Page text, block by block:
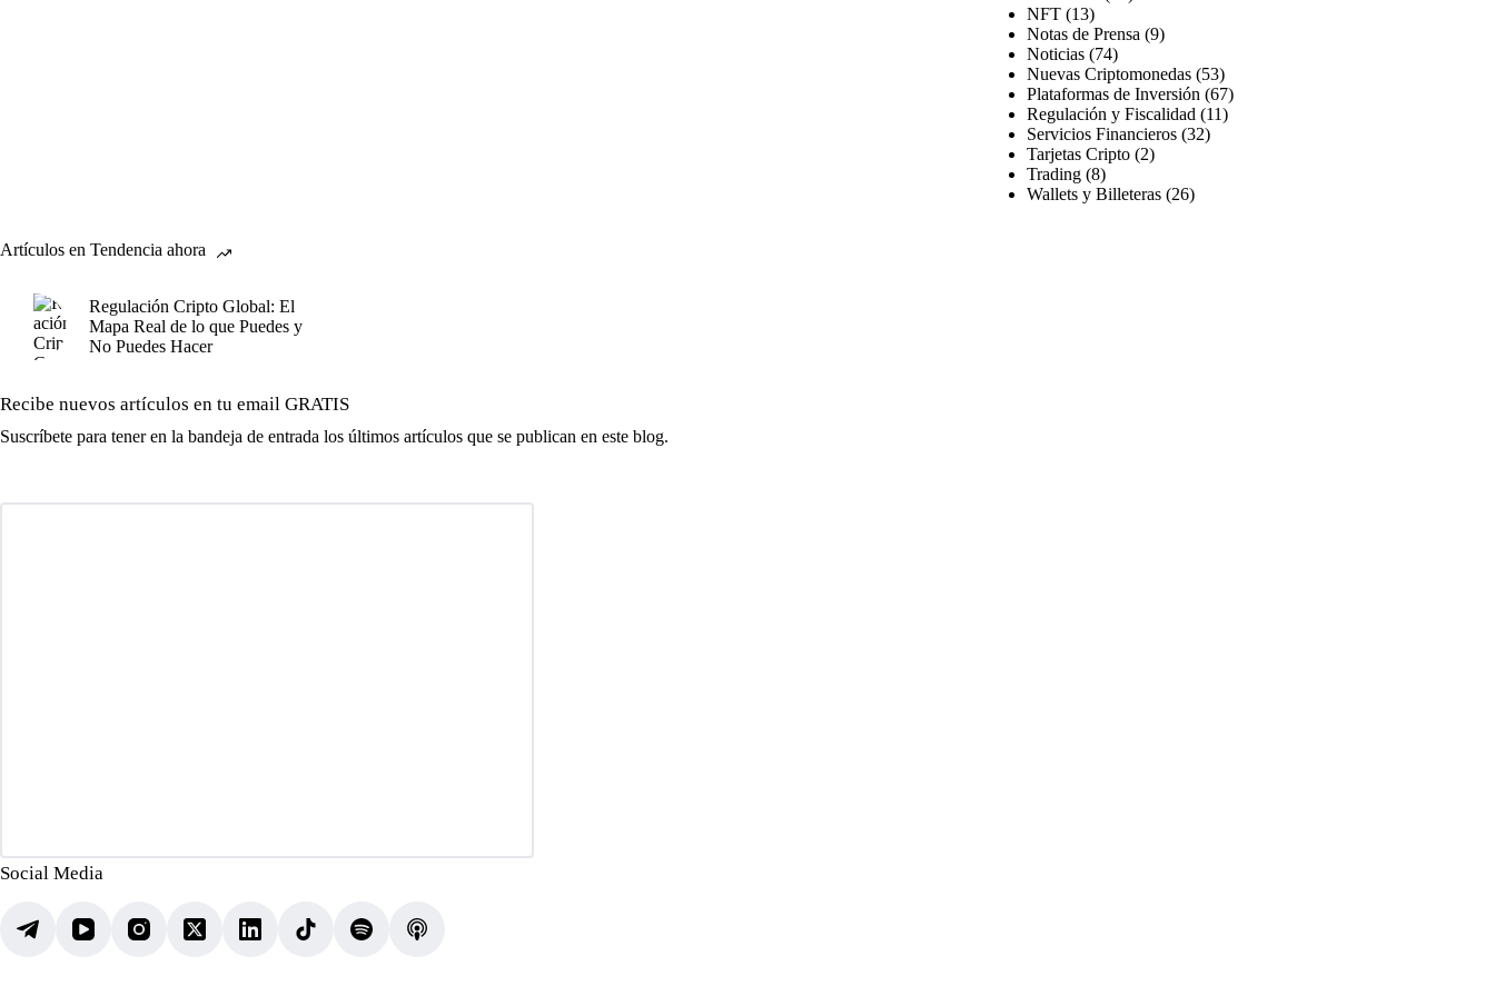
NFT (13)
Notas de Prensa (9)
Noticias (74)
Nuevas Criptomonedas (53)
Plataformas de Inversión (67)
Regulación y Fiscalidad (11)
Servicios Financieros (32)
Tarjetas Cripto (2)
Trading (8)
Wallets y Billeteras (26)
Artículos en Tendencia ahora
Regulación Cripto Global: El
Mapa Real de lo que Puedes y
No Puedes Hacer
Recibe nuevos artículos en tu email GRATIS
Suscríbete para tener en la bandeja de entrada los últimos artículos que se publican en este blog.
Social Media